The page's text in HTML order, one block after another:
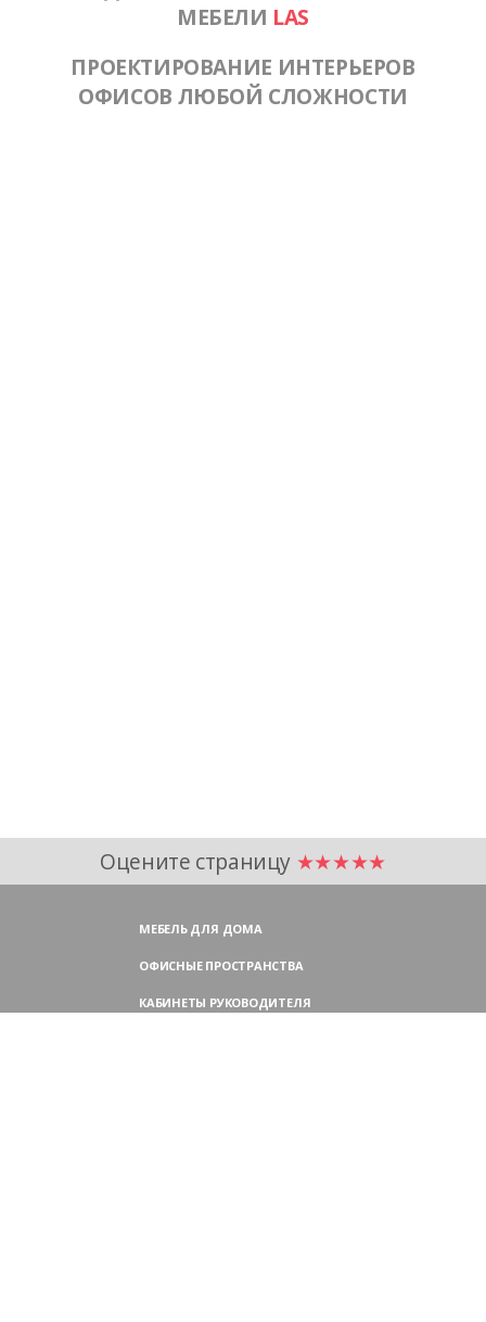
МЕБЕЛИ LAS
ПРОЕКТИРОВАНИЕ ИНТЕРЬЕРОВ
ОФИСОВ ЛЮБОЙ СЛОЖНОСТИ
Оцените страницу ★★★★★
МЕБЕЛЬ ДЛЯ ДОМА
ОФИСНЫЕ ПРОСТРАНСТВА
КАБИНЕТЫ РУКОВОДИТЕЛЯ